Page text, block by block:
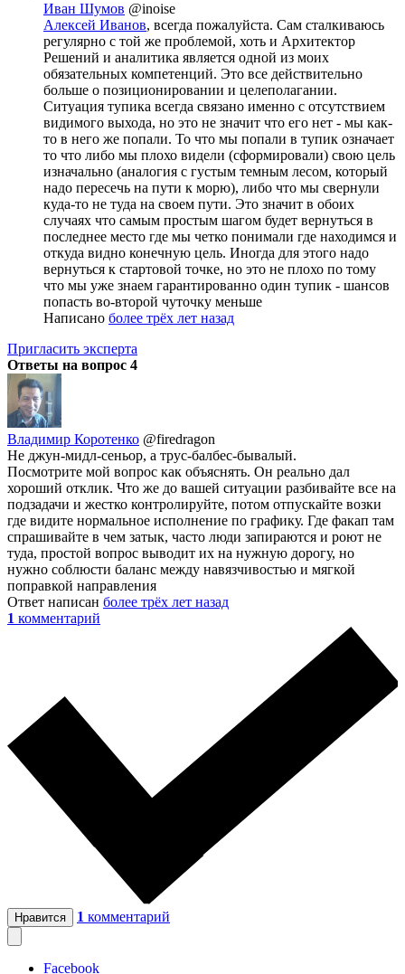
Иван Шумов @inoise
Алексей Иванов, всегда пожалуйста. Сам сталкиваюсь
регулярно с той же проблемой, хоть и Архитектор
Решений и аналитика является одной из моих
обязательных компетенций. Это все действительно
больше о позиционировании и целеполагании.
Ситуация тупика всегда связано именно с отсутствием
видимого выхода, но это не значит что его нет - мы как-
то в него же попали. То что мы попали в тупик означает
то что либо мы плохо видели (сформировали) свою цель
изначально (аналогия с густым темным лесом, который
надо пересечь на пути к морю), либо что мы свернули
куда-то не туда на своем пути. Это значит в обоих
случаях что самым простым шагом будет вернуться в
последнее место где мы четко понимали где находимся и
откуда видно конечную цель. Иногда для этого надо
вернуться к стартовой точке, но это не плохо по тому
что мы уже знаем гарантированно один тупик - шансов
попасть во-второй чуточку меньше
Написано более трёх лет назад
Пригласить эксперта
Ответы на вопрос 4
Владимир Коротенко @firedragon
Не джун-мидл-сеньор, а трус-балбес-бывалый.
Посмотрите мой вопрос как объяснять. Он реально дал
хороший отклик. Что же до вашей ситуации разбивайте все на
подзадачи и жестко контролируйте, потом отпускайте возки
где видите нормальное исполнение по графику. Где факап там
спрашивайте в чем затык, часто люди запираются и роют не
туда, простой вопрос выводит их на нужную дорогу, но
нужно соблюсти баланс между навязчивостью и мягкой
поправкой направления
Ответ написан более трёх лет назад
1 комментарий
Нравится 1 комментарий
Facebook